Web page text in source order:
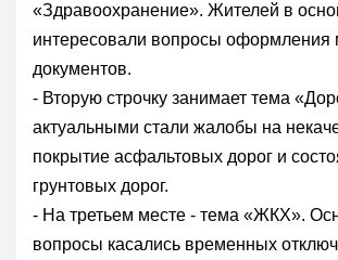
«Здравоохранение». Жителей в
интересовали вопросы оформления
документов.
- Вторую строчку занимает тема
актуальными стали жалобы на
покрытие асфальтовых дорог и
грунтовых дорог.
- На третьем месте - тема «ЖКХ».
вопросы касались временных